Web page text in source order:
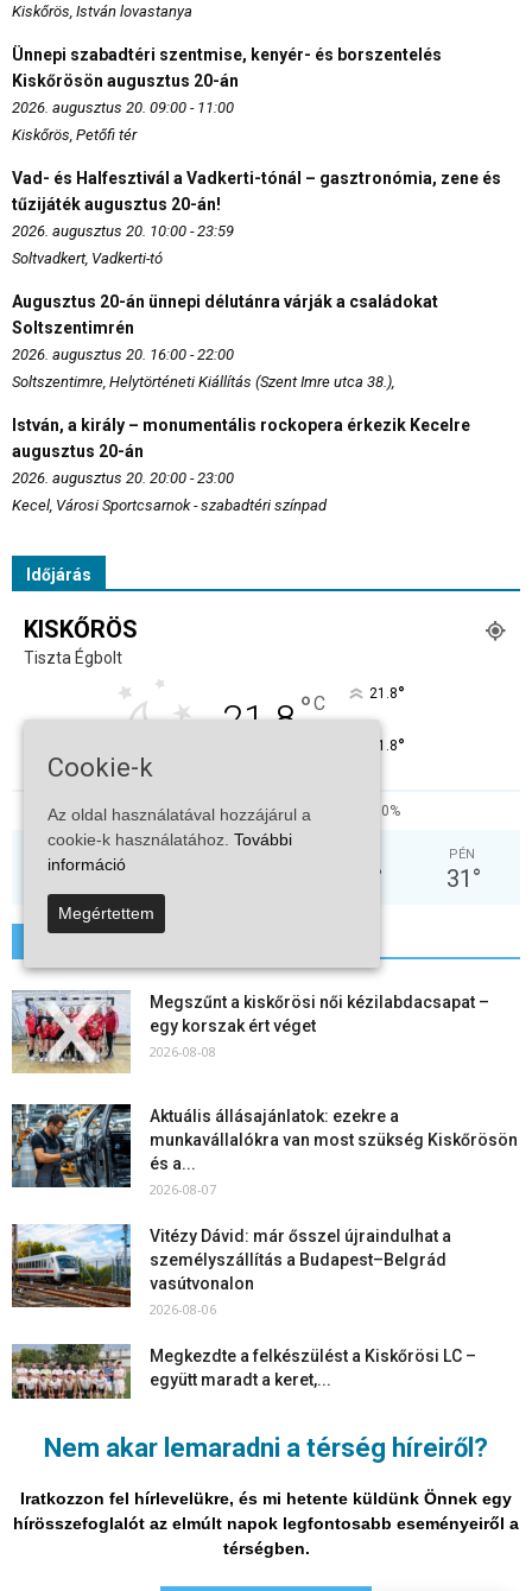
Nem akar lemaradni a térség híreiről?
Iratkozzon fel hírlevelükre, és mi hetente küldünk Önnek egy
hírösszefoglalót az elmúlt napok legfontosabb eseményeiről a
térségben.
Kiskőrös, István lovastanya
Ünnepi szabadtéri szentmise, kenyér- és borszentelés
Kiskőrösön augusztus 20-án
2026. augusztus 20. 09:00 - 11:00
Kiskőrös, Petőfi tér
Vad- és Halfesztivál a Vadkerti-tónál – gasztronómia, zene és
tűzijáték augusztus 20-án!
2026. augusztus 20. 10:00 - 23:59
Soltvadkert, Vadkerti-tó
Augusztus 20-án ünnepi délutánra várják a családokat
Soltszentimrén
2026. augusztus 20. 16:00 - 22:00
Soltszentimre, Helytörténeti Kiállítás (Szent Imre utca 38.),
István, a király – monumentális rockopera érkezik Kecelre
augusztus 20-án
2026. augusztus 20. 20:00 - 23:00
Kecel, Városi Sportcsarnok - szabadtéri színpad
Időjárás
KISKŐRÖS
Tiszta Égbolt
21.8°C 21.8°
21.8°
48% 3.3kmh 0%
37° °
PÉN
31 °
Megszűnt a kiskőrösi női kézilabdacsapat –
egy korszak ért véget
2026-08-08
Aktuális állásajánlatok: ezekre a
munkavállalókra van most szükség Kiskőrösön
és a...
2026-08-07
Vitézy Dávid: már ősszel újraindulhat a
személyszállítás a Budapest–Belgrád
vasútvonalon
2026-08-06
Megkezdte a felkészülést a Kiskőrösi LC –
együtt maradt a keret,...
Mi történik Európa felett? Ezért nem tud
szabadulni a kontinens a...
2026-08-05
Cookie-k
Az oldal használatával hozzájárul a
cookie-k használatához. További
információ
Megértettem